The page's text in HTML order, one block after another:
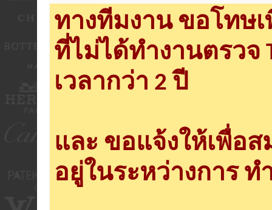
ทางทีมงาน ขอโทษ
ที่ไม่ได้ทำงานตรวจ
เวลากว่า 2 ปี
และ ขอแจ้งให้เพื่อ
อยู่ในระหว่างการ ท